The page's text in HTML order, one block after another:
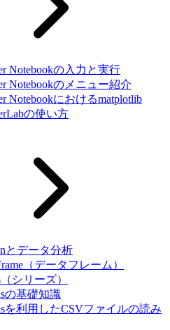
Notebookの入力と実行
Notebookのメニュー紹介
Notebookにおけるmatplotlib
の使い方
とデータ分析
（データフレーム）
（シリーズ）
の基礎知識
を利用したCSVファイルの読み